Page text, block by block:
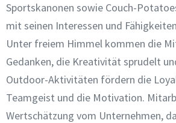
Sportskanonen sowie Couch-
mit seinen Interessen und
Unter freiem Himmel kommen die
Gedanken, die Kreativität sprudelt
Outdoor-Aktivitäten fördern die
Teamgeist und die Motivation.
Wertschätzung vom Unternehmen,